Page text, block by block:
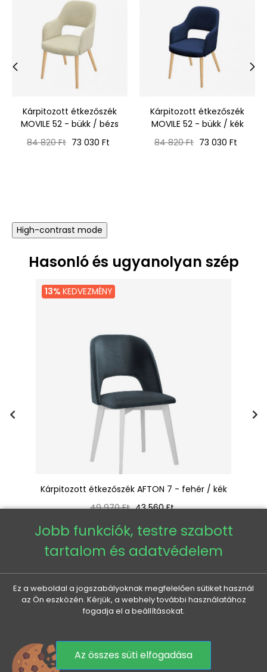
Kárpitozott étkezőszék
MOVILE 52 - bükk / bézs
Normál
84 820 Ft Ár
73 030 Ft
Kárpitozott étkezőszék
MOVILE 52 - bükk / kék
Normál
84 820 Ft Ár
73 030 Ft
High-contrast mode
Hasonló és ugyanolyan szép
13% KEDVEZMÉNY
Kárpitozott étkezőszék AFTON 7 - fehér / kék
Normál
49 970 Ft Ár
43 560 Ft
A termékért felelős gazdasági szereplő az EU-ban
Jobb funkciók, testre szabott
tartalom és adatvédelem
Ez a weboldal a jogszabályoknak megfelelően sütiket használ
az Ön eszközén. Kérjük, a webhely további használatához
fogadja el a beállításokat.
Az összes süti elfogadása